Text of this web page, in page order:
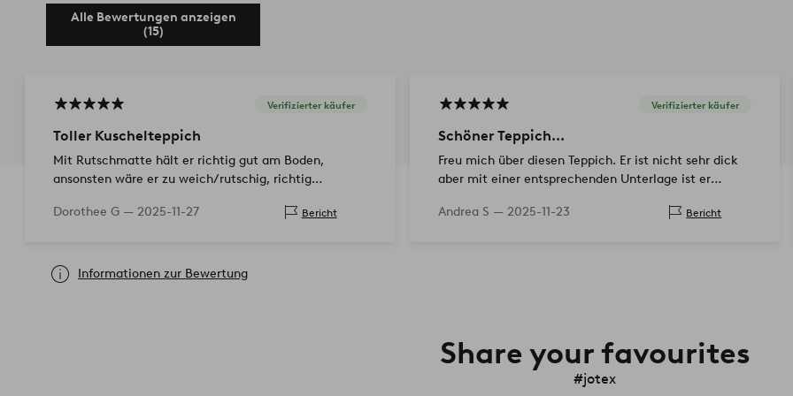
Alle Bewertungen anzeigen
(15)
Verifizierter käufer
Toller Kuschelteppich
Mit Rutschmatte hält er richtig gut am Boden,
ansonsten wäre er zu weich/rutschig, richtig
Dorothee G — 2025-11-27 Bericht
Verifizierter käufer
Schöner Teppich...
Freu mich über diesen Teppich. Er ist nicht sehr dick
aber mit einer entsprechenden Unterlage ist er
eine Kaufempfehlung!
Andrea S — 2025-11-23 Bericht
Informationen zur Bewertung
Share your favourites
#jotex